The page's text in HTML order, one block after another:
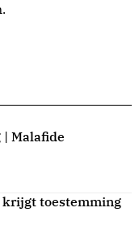
Malafide
toestemming